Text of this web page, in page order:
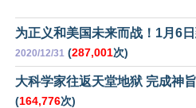
为正义和美国未来而战！1月6
2020/12/31 (287,001次)
大科学家往返天堂地狱 完成神
(164,776次)